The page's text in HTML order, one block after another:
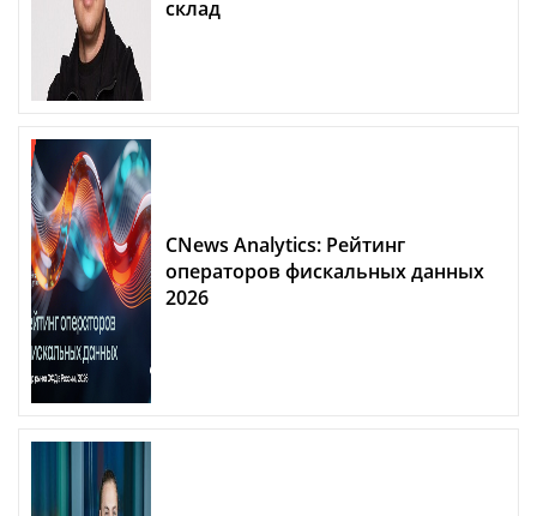
склад
CNews Analytics: Рейтинг
операторов фискальных данных
2026